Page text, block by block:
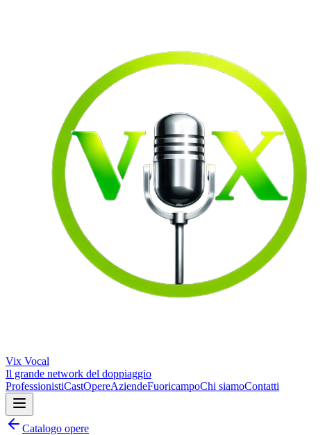
Vix Vocal
Il grande network del doppiaggio
ProfessionistiCastOpereAziendeFuoricampoChi siamoContatti
Catalogo opere